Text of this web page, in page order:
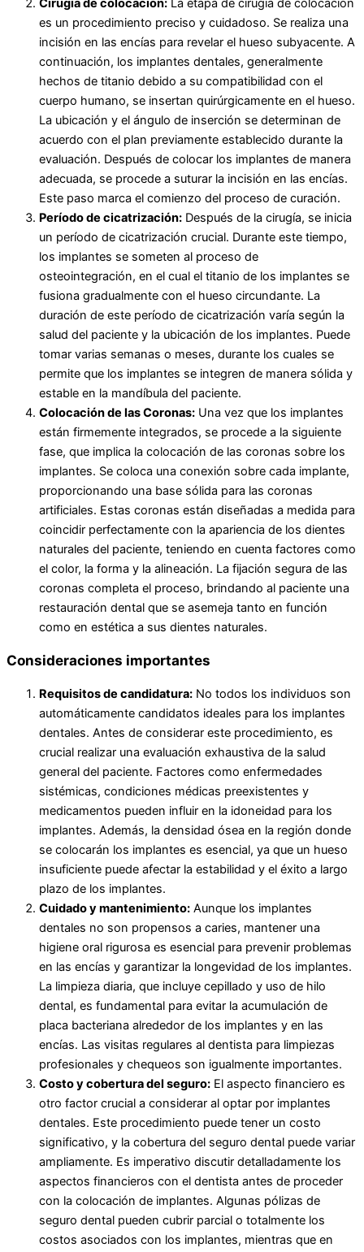
Cirugía de colocación: La etapa de cirugía de colocación
es un procedimiento preciso y cuidadoso. Se realiza una
incisión en las encías para revelar el hueso subyacente. A
continuación, los implantes dentales, generalmente
hechos de titanio debido a su compatibilidad con el
cuerpo humano, se insertan quirúrgicamente en el hueso.
La ubicación y el ángulo de inserción se determinan de
acuerdo con el plan previamente establecido durante la
evaluación. Después de colocar los implantes de manera
adecuada, se procede a suturar la incisión en las encías.
Este paso marca el comienzo del proceso de curación.
Período de cicatrización: Después de la cirugía, se inicia
un período de cicatrización crucial. Durante este tiempo,
los implantes se someten al proceso de
osteointegración, en el cual el titanio de los implantes se
fusiona gradualmente con el hueso circundante. La
duración de este período de cicatrización varía según la
salud del paciente y la ubicación de los implantes. Puede
tomar varias semanas o meses, durante los cuales se
permite que los implantes se integren de manera sólida y
estable en la mandíbula del paciente.
Colocación de las Coronas: Una vez que los implantes
están firmemente integrados, se procede a la siguiente
fase, que implica la colocación de las coronas sobre los
implantes. Se coloca una conexión sobre cada implante,
proporcionando una base sólida para las coronas
artificiales. Estas coronas están diseñadas a medida para
coincidir perfectamente con la apariencia de los dientes
naturales del paciente, teniendo en cuenta factores como
el color, la forma y la alineación. La fijación segura de las
coronas completa el proceso, brindando al paciente una
restauración dental que se asemeja tanto en función
como en estética a sus dientes naturales.
Consideraciones importantes
Requisitos de candidatura: No todos los individuos son
automáticamente candidatos ideales para los implantes
dentales. Antes de considerar este procedimiento, es
crucial realizar una evaluación exhaustiva de la salud
general del paciente. Factores como enfermedades
sistémicas, condiciones médicas preexistentes y
medicamentos pueden influir en la idoneidad para los
implantes. Además, la densidad ósea en la región donde
se colocarán los implantes es esencial, ya que un hueso
insuficiente puede afectar la estabilidad y el éxito a largo
plazo de los implantes.
Cuidado y mantenimiento: Aunque los implantes
dentales no son propensos a caries, mantener una
higiene oral rigurosa es esencial para prevenir problemas
en las encías y garantizar la longevidad de los implantes.
La limpieza diaria, que incluye cepillado y uso de hilo
dental, es fundamental para evitar la acumulación de
placa bacteriana alrededor de los implantes y en las
encías. Las visitas regulares al dentista para limpiezas
profesionales y chequeos son igualmente importantes.
Costo y cobertura del seguro: El aspecto financiero es
otro factor crucial a considerar al optar por implantes
dentales. Este procedimiento puede tener un costo
significativo, y la cobertura del seguro dental puede variar
ampliamente. Es imperativo discutir detalladamente los
aspectos financieros con el dentista antes de proceder
con la colocación de implantes. Algunas pólizas de
seguro dental pueden cubrir parcial o totalmente los
costos asociados con los implantes, mientras que en